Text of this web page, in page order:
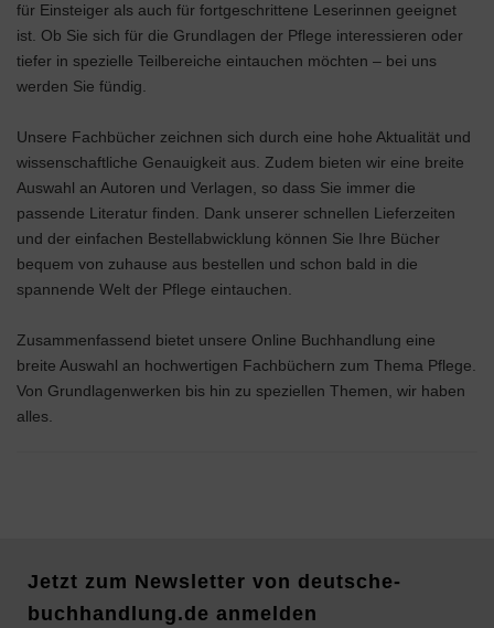
für Einsteiger als auch für fortgeschrittene Leserinnen geeignet
ist. Ob Sie sich für die Grundlagen der Pflege interessieren oder
tiefer in spezielle Teilbereiche eintauchen möchten – bei uns
werden Sie fündig.
Unsere Fachbücher zeichnen sich durch eine hohe Aktualität und
wissenschaftliche Genauigkeit aus. Zudem bieten wir eine breite
Auswahl an Autoren und Verlagen, so dass Sie immer die
passende Literatur finden. Dank unserer schnellen Lieferzeiten
und der einfachen Bestellabwicklung können Sie Ihre Bücher
bequem von zuhause aus bestellen und schon bald in die
spannende Welt der Pflege eintauchen.
Zusammenfassend bietet unsere Online Buchhandlung eine
breite Auswahl an hochwertigen Fachbüchern zum Thema Pflege.
Von Grundlagenwerken bis hin zu speziellen Themen, wir haben
alles.
Jetzt zum Newsletter von deutsche-
buchhandlung.de anmelden